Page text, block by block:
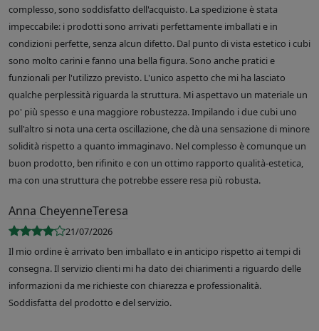
complesso, sono soddisfatto dell'acquisto. La spedizione è stata
impeccabile: i prodotti sono arrivati perfettamente imballati e in
condizioni perfette, senza alcun difetto. Dal punto di vista estetico i cubi
sono molto carini e fanno una bella figura. Sono anche pratici e
funzionali per l'utilizzo previsto. L'unico aspetto che mi ha lasciato
qualche perplessità riguarda la struttura. Mi aspettavo un materiale un
po' più spesso e una maggiore robustezza. Impilando i due cubi uno
sull'altro si nota una certa oscillazione, che dà una sensazione di minore
solidità rispetto a quanto immaginavo. Nel complesso è comunque un
buon prodotto, ben rifinito e con un ottimo rapporto qualità-estetica,
ma con una struttura che potrebbe essere resa più robusta.
Anna CheyenneTeresa
21/07/2026
Il mio ordine è arrivato ben imballato e in anticipo rispetto ai tempi di
consegna. Il servizio clienti mi ha dato dei chiarimenti a riguardo delle
informazioni da me richieste con chiarezza e professionalità.
Soddisfatta del prodotto e del servizio.